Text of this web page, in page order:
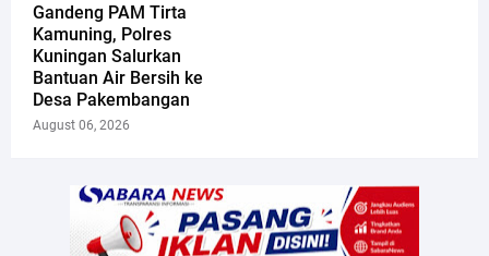
Gandeng PAM Tirta
Kamuning, Polres
Kuningan Salurkan
Bantuan Air Bersih ke
Desa Pakembangan
August 06, 2026